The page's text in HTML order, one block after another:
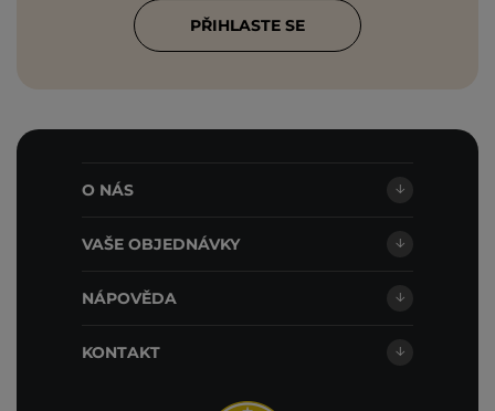
PŘIHLASTE SE
O NÁS
VAŠE OBJEDNÁVKY
NÁPOVĚDA
KONTAKT